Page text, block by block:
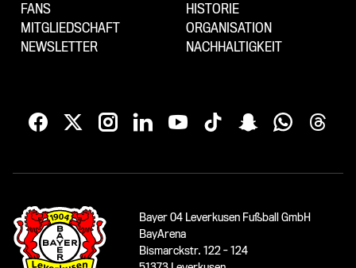
FANS
MITGLIEDSCHAFT
NEWSLETTER
HISTORIE
ORGANISATION
NACHHALTIGKEIT
Bayer 04 Leverkusen Fußball GmbH
BayArena
Bismarckstr. 122 - 124